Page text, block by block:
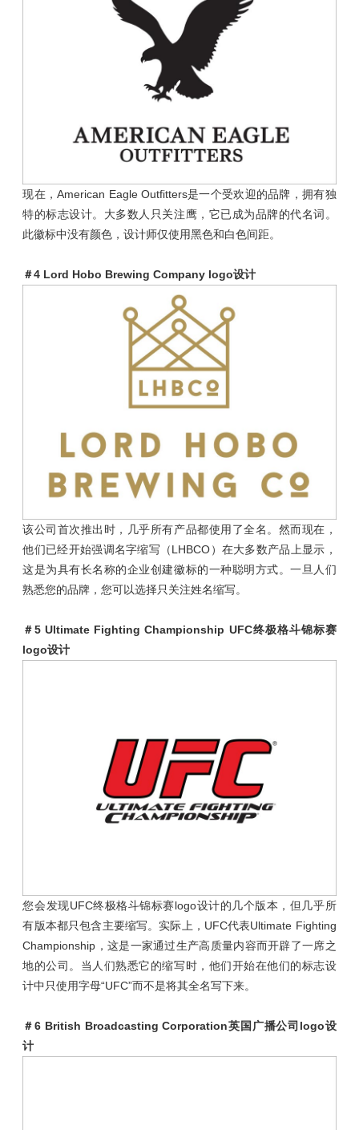
现在，American Eagle Outfitters是一个受欢迎的品牌，拥有独
特的标志设计。大多数人只关注鹰，它已成为品牌的代名词。
此徽标中没有颜色，设计师仅使用黑色和白色间距。
＃4 Lord Hobo Brewing Company logo设计
该公司首次推出时，几乎所有产品都使用了全名。然而现在，
他们已经开始强调名字缩写（LHBCO）在大多数产品上显示，
这是为具有长名称的企业创建徽标的一种聪明方式。一旦人们
熟悉您的品牌，您可以选择只关注姓名缩写。
＃5Ultimate Fighting Championship UFC终极格斗锦标赛
logo设计
您会发现UFC终极格斗锦标赛logo设计的几个版本，但几乎所
有版本都只包含主要缩写。实际上，UFC代表Ultimate Fighting
Championship，这是一家通过生产高质量内容而开辟了一席之
地的公司。当人们熟悉它的缩写时，他们开始在他们的标志设
计中只使用字母“UFC”而不是将其全名写下来。
＃6 British Broadcasting Corporation英国广播公司logo设
计